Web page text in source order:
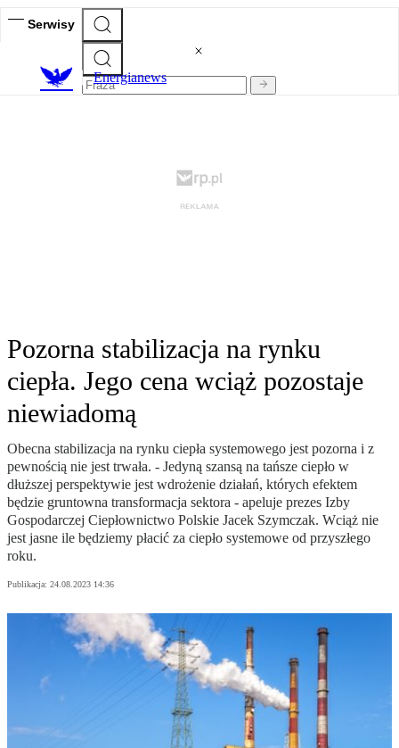
Serwisy
Energianews
Pozorna stabilizacja na rynku
ciepła. Jego cena wciąż pozostaje
niewiadomą
Obecna stabilizacja na rynku ciepła systemowego jest pozorna i z
pewnością nie jest trwała. - Jedyną szansą na tańsze ciepło w
dłuższej perspektywie jest wdrożenie działań, których efektem
będzie gruntowna transformacja sektora - apeluje prezes Izby
Gospodarczej Ciepłownictwo Polskie Jacek Szymczak. Wciąż nie
jest jasne ile będziemy płacić za ciepło systemowe od przyszłego
roku.
Publikacja: 24.08.2023 14:36